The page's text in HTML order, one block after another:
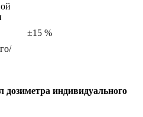
±15 %
дозиметра индивидуального